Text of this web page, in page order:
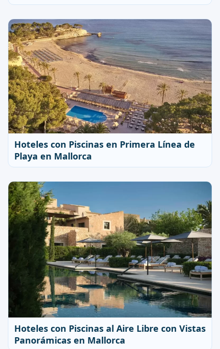
Hoteles con Piscinas en Primera Línea de
Playa en Mallorca
Hoteles con Piscinas al Aire Libre con Vistas
Panorámicas en Mallorca